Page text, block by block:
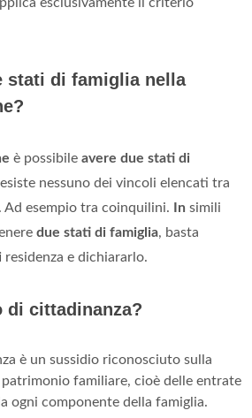
stati di famiglia nella